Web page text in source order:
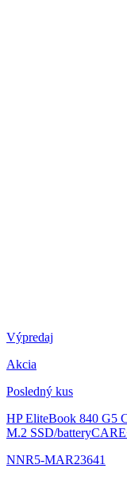
Výpredaj
Akcia
Posledný kus
HP EliteBook 840 G5
M.2 SSD/
NNR5-MAR23641